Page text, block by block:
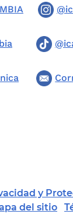
y
del sitio